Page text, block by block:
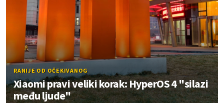
RANIJE OD OČEKIVANOG
Xiaomi pravi veliki korak: HyperOS 4 "silazi
među ljude"